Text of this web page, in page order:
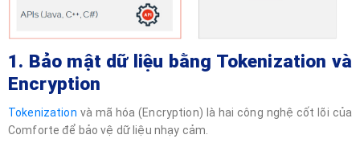
1. Bảo mật dữ liệu bằng Tokenization và
Encryption
Tokenization và mã hóa (Encryption) là hai công nghệ cốt lõi của
Comforte để bảo vệ dữ liệu nhạy cảm.